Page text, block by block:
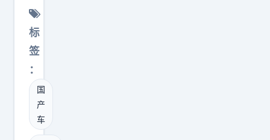
定
3
1
8
2
台
的
看
清
理
i
系
列
区
标
签
：
国
产
车